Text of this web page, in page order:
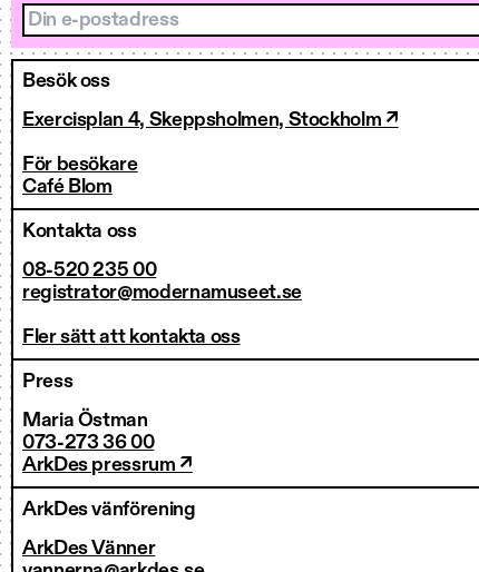
Din e-postadress
Besök oss
Exercisplan 4, Skeppsholmen, Stockholm ↗
För besökare
Café Blom
Kontakta oss
08-520 235 00
registrator@modernamuseet.se
Fler sätt att kontakta oss
Press
Maria Östman
073-273 36 00
ArkDes pressrum ↗
ArkDes vänförening
ArkDes Vänner